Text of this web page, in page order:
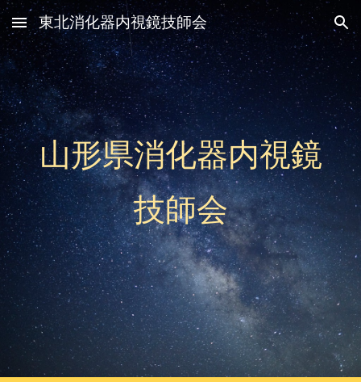
Skip to main content Skip to navigation
東北消化器内視鏡技師会
山形県消化器内視鏡
技師会